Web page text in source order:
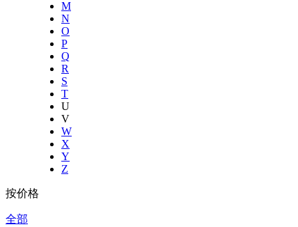
M
N
O
P
Q
R
S
T
U
V
W
X
Y
Z
按价格
全部